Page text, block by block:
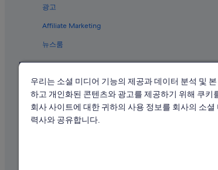
광고
Affiliate Marketing
뉴스룸
우리는 소셜 미디어 기능의 제공과 데이터 분석 및
하고 개인화된 콘텐츠와 광고를 제공하기 위해 쿠키
회사 사이트에 대한 귀하의 사용 정보를 회사의 소셜
력사와 공유합니다.